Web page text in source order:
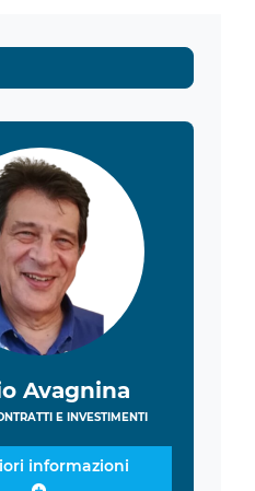
Avagnina
E INVESTIMENTI
informazioni